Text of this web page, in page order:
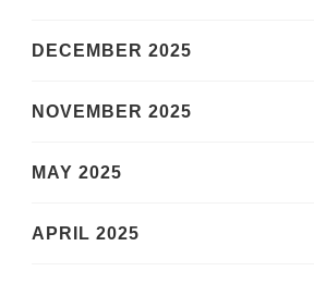
DECEMBER 2025
NOVEMBER 2025
MAY 2025
APRIL 2025